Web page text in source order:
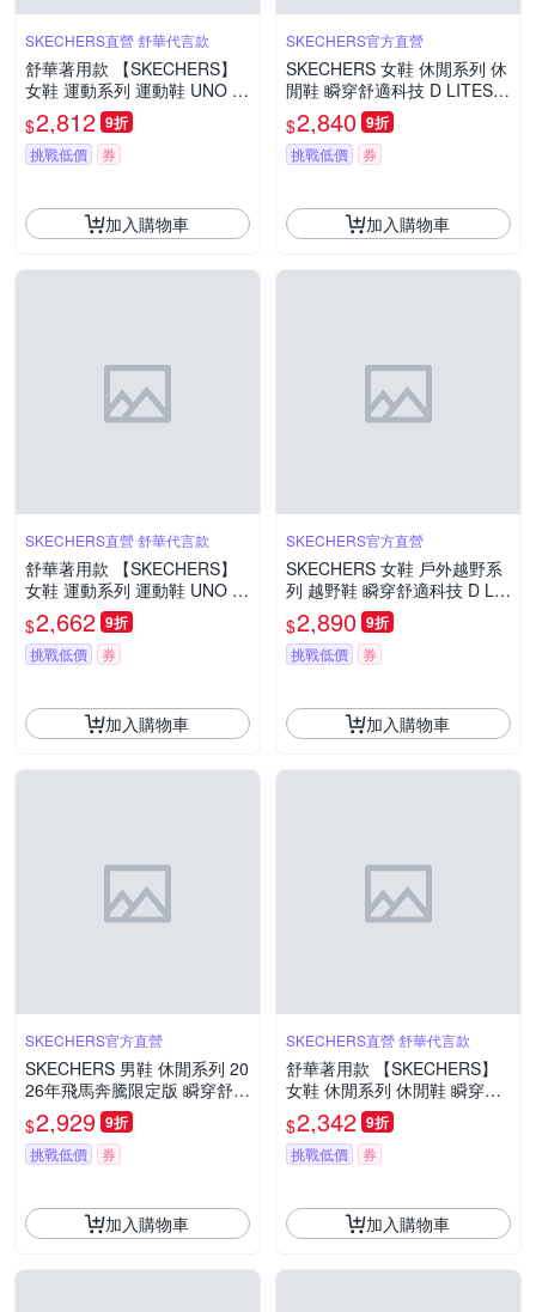
SKECHERS直營 舒華代言款
舒華著用款 【SKECHERS】
女鞋 運動系列 運動鞋 UNO R
YZE - 177606LTGY
$2,812 9折
挑戰低價 券
加入購物車
SKECHERS官方直營
SKECHERS 女鞋 休閒系列 休
閒鞋 瞬穿舒適科技 D LITES
5.0 - 2026 CNY飛馬奔騰限定
版 - 800033NTBR
$2,840 9折
挑戰低價 券
加入購物車
SKECHERS直營 舒華代言款
舒華著用款 【SKECHERS】
女鞋 運動系列 運動鞋 UNO R
YZE - 177606PKMT
$2,662 9折
挑戰低價 券
加入購物車
SKECHERS官方直營
SKECHERS 女鞋 戶外越野系
列 越野鞋 瞬穿舒適科技 D LIT
ES HIKER - COZY FIT - 1801
14NTBR
$2,890 9折
挑戰低價 券
加入購物車
SKECHERS官方直營
SKECHERS 男鞋 休閒系列 20
26年飛馬奔騰限定版 瞬穿舒適
科技 D LITES 5.0 - 2026 CNY
- 802030WRD
$2,929 9折
挑戰低價 券
加入購物車
SKECHERS直營 舒華代言款
舒華著用款 【SKECHERS】
女鞋 休閒系列 休閒鞋 瞬穿舒
適科技 HOTSHOT 寬楦款 - 18
5322WBKW
$2,342 9折
挑戰低價 券
加入購物車